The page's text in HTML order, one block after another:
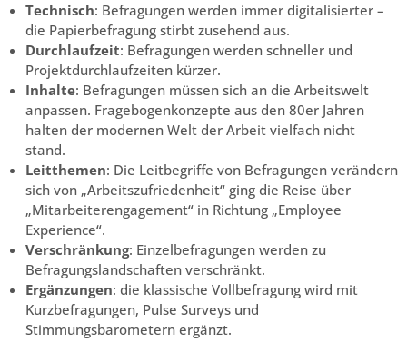
Technisch: Befragungen werden immer digitalisierter –
die Papierbefragung stirbt zusehend aus.
Durchlaufzeit: Befragungen werden schneller und
Projektdurchlaufzeiten kürzer.
Inhalte: Befragungen müssen sich an die Arbeitswelt
anpassen. Fragebogenkonzepte aus den 80er Jahren
halten der modernen Welt der Arbeit vielfach nicht
stand.
Leitthemen: Die Leitbegriffe von Befragungen verändern
sich von „Arbeitszufriedenheit“ ging die Reise über
„Mitarbeiterengagement“ in Richtung „Employee
Experience“.
Verschränkung: Einzelbefragungen werden zu
Befragungslandschaften verschränkt.
Ergänzungen: die klassische Vollbefragung wird mit
Kurzbefragungen, Pulse Surveys und
Stimmungsbarometern ergänzt.